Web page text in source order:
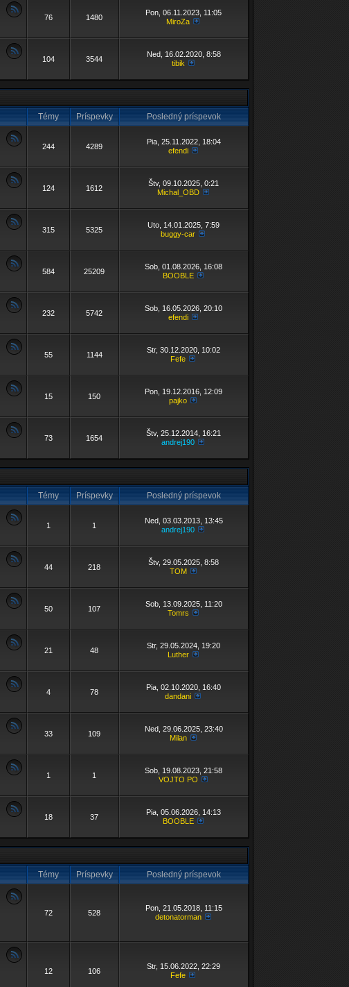
76 1480
Pon, 06.11.2023, 11:05
MiroZa
104 3544
Ned, 16.02.2020, 8:58
tibik
Témy Príspevky
Posledný príspevok
244 4289
Pia, 25.11.2022, 18:04
efendi
124 1612
Štv, 09.10.2025, 0:21
Michal_OBD
315 5325
Uto, 14.01.2025, 7:59
buggy-car
584 25209
Sob, 01.08.2026, 16:08
BOOBLE
232 5742
Sob, 16.05.2026, 20:10
efendi
55 1144
Str, 30.12.2020, 10:02
Fefe
15 150
Pon, 19.12.2016, 12:09
pajko
73 1654
Štv, 25.12.2014, 16:21
andrej190
Témy Príspevky
Posledný príspevok
1 1
Ned, 03.03.2013, 13:45
andrej190
44 218
Štv, 29.05.2025, 8:58
TOM
50 107
Sob, 13.09.2025, 11:20
Tomrs
21 48
Str, 29.05.2024, 19:20
Luther
4 78
Pia, 02.10.2020, 16:40
dandani
33 109
Ned, 29.06.2025, 23:40
Milan
1 1
Sob, 19.08.2023, 21:58
VOJTO PO
18 37
Pia, 05.06.2026, 14:13
BOOBLE
Témy Príspevky
Posledný príspevok
72 528
Pon, 21.05.2018, 11:15
detonatorman
12 106
Str, 15.06.2022, 22:29
Fefe